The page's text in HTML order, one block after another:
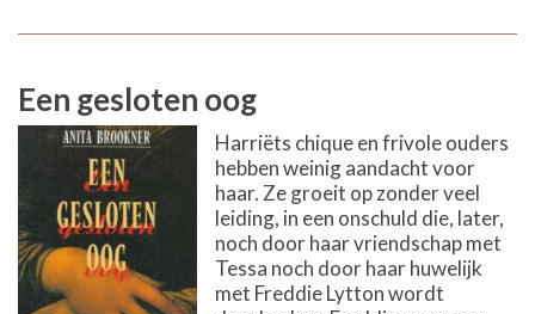
Een gesloten oog
Harriëts chique en frivole ouders
hebben weinig aandacht voor
haar. Ze groeit op zonder veel
leiding, in een onschuld die, later,
noch door haar vriendschap met
Tessa noch door haar huwelijk
met Freddie Lytton wordt